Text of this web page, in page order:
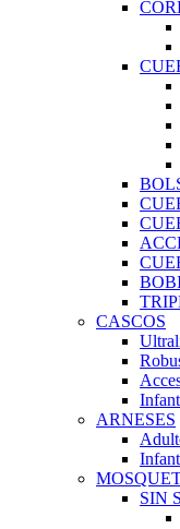
CASCOS
ARNESES
SIN